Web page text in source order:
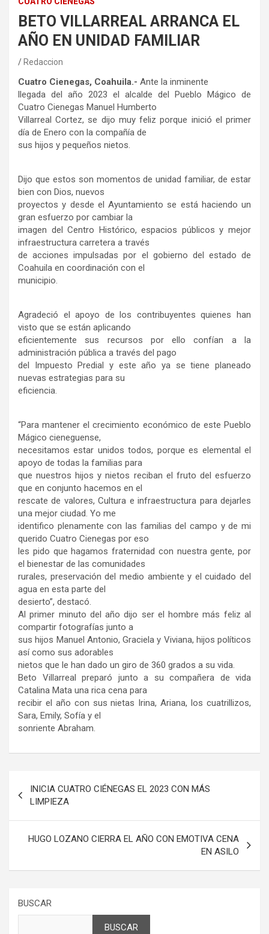
BETO VILLARREAL ARRANCA EL
AÑO EN UNIDAD FAMILIAR
Redaccion
Cuatro Cienegas, Coahuila.- Ante la inminente
llegada del año 2023 el alcalde del Pueblo Mágico de
Cuatro Cienegas Manuel Humberto
Villarreal Cortez, se dijo muy feliz porque inició el primer
día de Enero con la compañía de
sus hijos y pequeños nietos.
Dijo que estos son momentos de unidad familiar, de estar
bien con Dios, nuevos
proyectos y desde el Ayuntamiento se está haciendo un
gran esfuerzo por cambiar la
imagen del Centro Histórico, espacios públicos y mejor
infraestructura carretera a través
de acciones impulsadas por el gobierno del estado de
Coahuila en coordinación con el
municipio.
Agradeció el apoyo de los contribuyentes quienes han
visto que se están aplicando
eficientemente sus recursos por ello confían a la
administración pública a través del pago
del Impuesto Predial y este año ya se tiene planeado
nuevas estrategias para su
eficiencia.
“Para mantener el crecimiento económico de este Pueblo
Mágico cieneguense,
necesitamos estar unidos todos, porque es elemental el
apoyo de todas la familias para
que nuestros hijos y nietos reciban el fruto del esfuerzo
que en conjunto hacemos en el
rescate de valores, Cultura e infraestructura para dejarles
una mejor ciudad. Yo me
identifico plenamente con las familias del campo y de mi
querido Cuatro Cienegas por eso
les pido que hagamos fraternidad con nuestra gente, por
el bienestar de las comunidades
rurales, preservación del medio ambiente y el cuidado del
agua en esta parte del
desierto”, destacó.
Al primer minuto del año dijo ser el hombre más feliz al
compartir fotografías junto a
sus hijos Manuel Antonio, Graciela y Viviana, hijos políticos
así como sus adorables
nietos que le han dado un giro de 360 grados a su vida.
Beto Villarreal preparó junto a su compañera de vida
Catalina Mata una rica cena para
recibir el año con sus nietas Irina, Ariana, los cuatrillizos,
Sara, Emily, Sofía y el
sonriente Abraham.
de
entradas
INICIA CUATRO CIÉNEGAS EL 2023 CON MÁS
LIMPIEZA
HUGO LOZANO CIERRA EL AÑO CON EMOTIVA CENA
EN ASILO
BUSCAR
BUSCAR